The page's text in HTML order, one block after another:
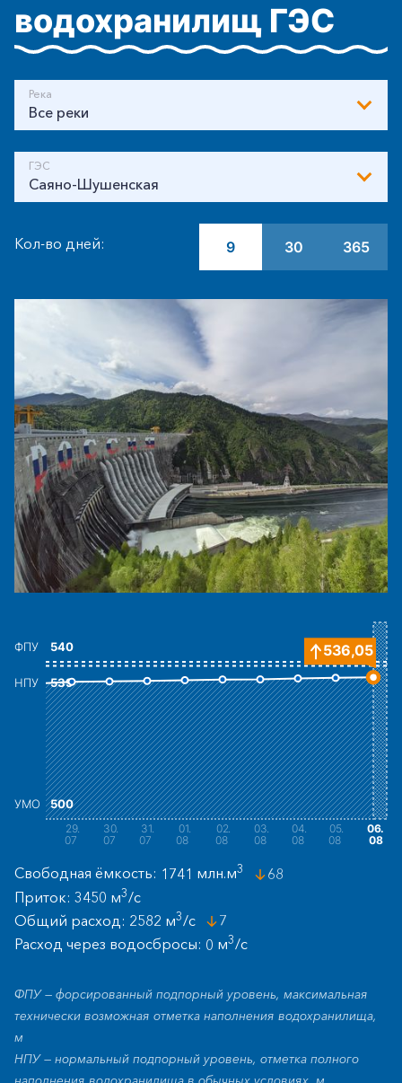
водохранилищ ГЭС
Река
Все реки
ГЭС
Саяно-Шушенская
Кол-во дней: 9 30 365
ФПУ 540
НПУ 539
УМО 500
06.
08
05.
08
04.
08
03.
08
02.
08
01.
08
31.
07
30.
07
29.
07
536,05
Свободная ёмкость: 1741 млн.м3
68
Приток: 3450 м3/с
Общий расход: 2582 м3/с
7
Расход через водосбросы: 0 м3/с
ФПУ — форсированный подпорный уровень, максимальная
технически возможная отметка наполнения водохранилища,
м
НПУ — нормальный подпорный уровень, отметка полного